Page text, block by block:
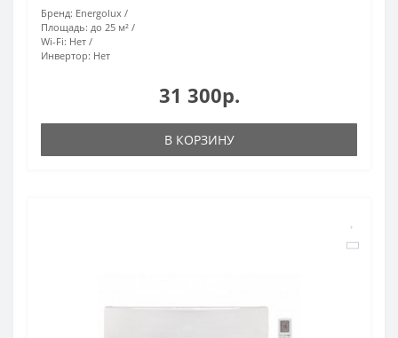
Бренд: Energolux
Площадь: до 25 м²
Wi-Fi: Нет
Инвертор: Нет
31 300р.
В КОРЗИНУ